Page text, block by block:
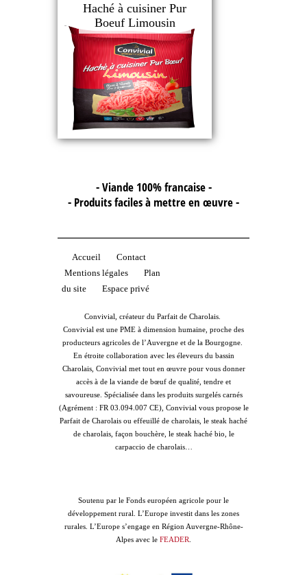
Haché à cuisiner Pur
Boeuf Limousin
- Viande 100% francaise -
- Produits faciles à mettre en œuvre -
Accueil
Contact
Mentions légales
Plan
du site
Espace privé
Convivial, créateur du Parfait de Charolais.
Convivial est une PME à dimension humaine, proche des
producteurs agricoles de l’Auvergne et de la Bourgogne.
En étroite collaboration avec les éleveurs du bassin
Charolais, Convivial met tout en œuvre pour vous donner
accès à de la viande de bœuf de qualité, tendre et
savoureuse. Spécialisée dans les produits surgelés carnés
(Agrément : FR 03.094.007 CE), Convivial vous propose le
Parfait de Charolais ou effeuillé de charolais, le steak haché
de charolais, façon bouchère, le steak haché bio, le
carpaccio de charolais…
Soutenu par le Fonds européen agricole pour le
développement rural. L’Europe investit dans les zones
rurales. L’Europe s’engage en Région Auvergne-Rhône-
Alpes avec le FEADER